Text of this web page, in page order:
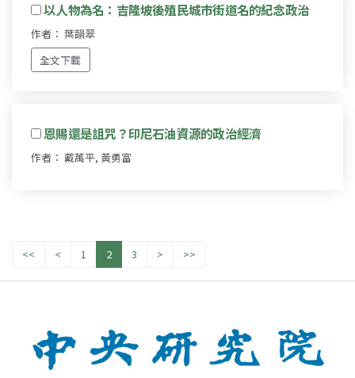
以人物為名：吉隆坡後殖民城市街道名的紀念政治
作者： 葉韻翠
全文下載
恩賜還是詛咒？印尼石油資源的政治經濟
作者： 戴萬平, 黃勇富
<< < 1 2 3 > >>